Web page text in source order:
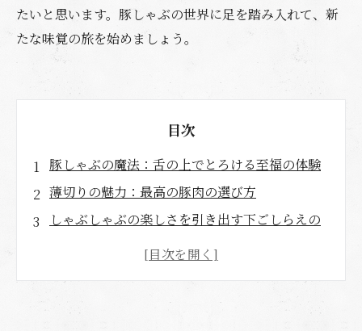
たいと思います。豚しゃぶの世界に足を踏み入れて、新
たな味覚の旅を始めましょう。
目次
豚しゃぶの魔法：舌の上でとろける至福の体験
薄切りの魅力：最高の豚肉の選び方
しゃぶしゃぶの楽しさを引き出す下ごしらえの